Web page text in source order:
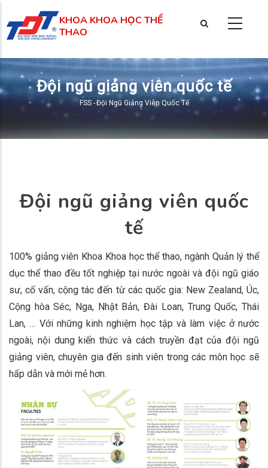
đến
nội
dung
KHOA KHOA HỌC THỂ
THAO
Đội ngũ giảng viên quốc tế
Breadcrumb
FSS -Đội Ngũ Giảng Viên Quốc Tế
Đội ngũ giảng viên quốc
tế
100% giảng viên Khoa Khoa học thể thao, ngành Quản lý thể
dục thể thao đều tốt nghiệp tại nước ngoài và đội ngũ giáo
sư, cố vấn, cộng tác đến từ các quốc gia: New Zealand, Úc,
Cộng hòa Séc, Nga, Nhật Bản, Đài Loan, Trung Quốc, Thái
Lan, … Với những kinh nghiệm học tập và làm việc ở nước
ngoài, nội dung kiến thức và cách truyền đạt của đội ngũ
giảng viên, chuyên gia đến sinh viên trong các môn học sẽ
hấp dẫn và mới mẻ hơn.